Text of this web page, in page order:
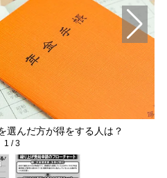
選んだ方が得をする人は？
1 /3